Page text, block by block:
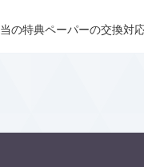
の特典ペーパーの交換対